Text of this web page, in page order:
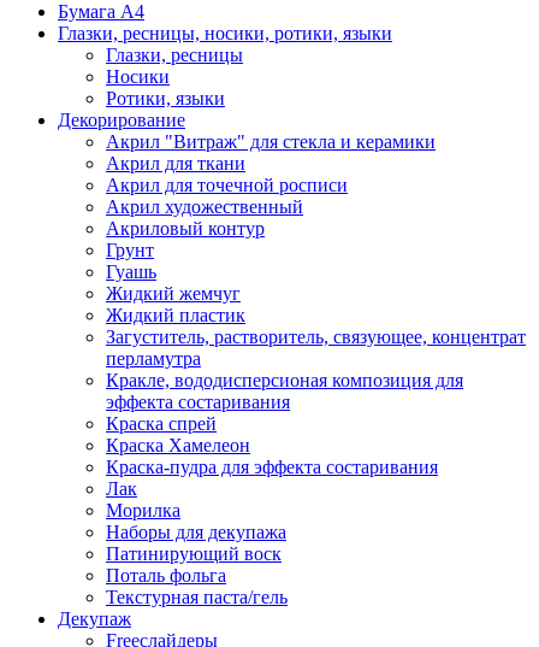
Бумага А4
Глазки, ресницы, носики, ротики, языки
Глазки, ресницы
Носики
Ротики, языки
Декорирование
Акрил "Витраж" для стекла и керамики
Акрил для ткани
Акрил для точечной росписи
Акрил художественный
Акриловый контур
Грунт
Гуашь
Жидкий жемчуг
Жидкий пластик
Загуститель, растворитель, связующее, концентрат
перламутра
Кракле, вододисперсионая композиция для
эффекта состаривания
Краска спрей
Краска Хамелеон
Краска-пудра для эффекта состаривания
Лак
Морилка
Наборы для декупажа
Патинирующий воск
Поталь фольга
Текстурная паста/гель
Декупаж
Freeслайдеры